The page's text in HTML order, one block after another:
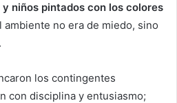
y niños pintados con los colores
ambiente no era de miedo, sino
los contingentes
con disciplina y entusiasmo;